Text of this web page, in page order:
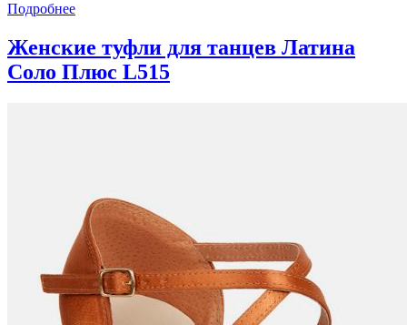
Подробнее
Женские туфли для танцев Латина
Соло Плюс L515